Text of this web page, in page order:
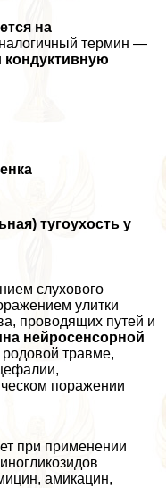
на
термин —
кондуктивную
тугоухость у
слухового
улитки
проводящих путей и
нейросенсорной
родовой травме,
поражении
при применении
амикацин,